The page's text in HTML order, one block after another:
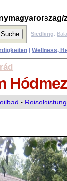
Siedlung:
Wellness,
- Reiseleistung